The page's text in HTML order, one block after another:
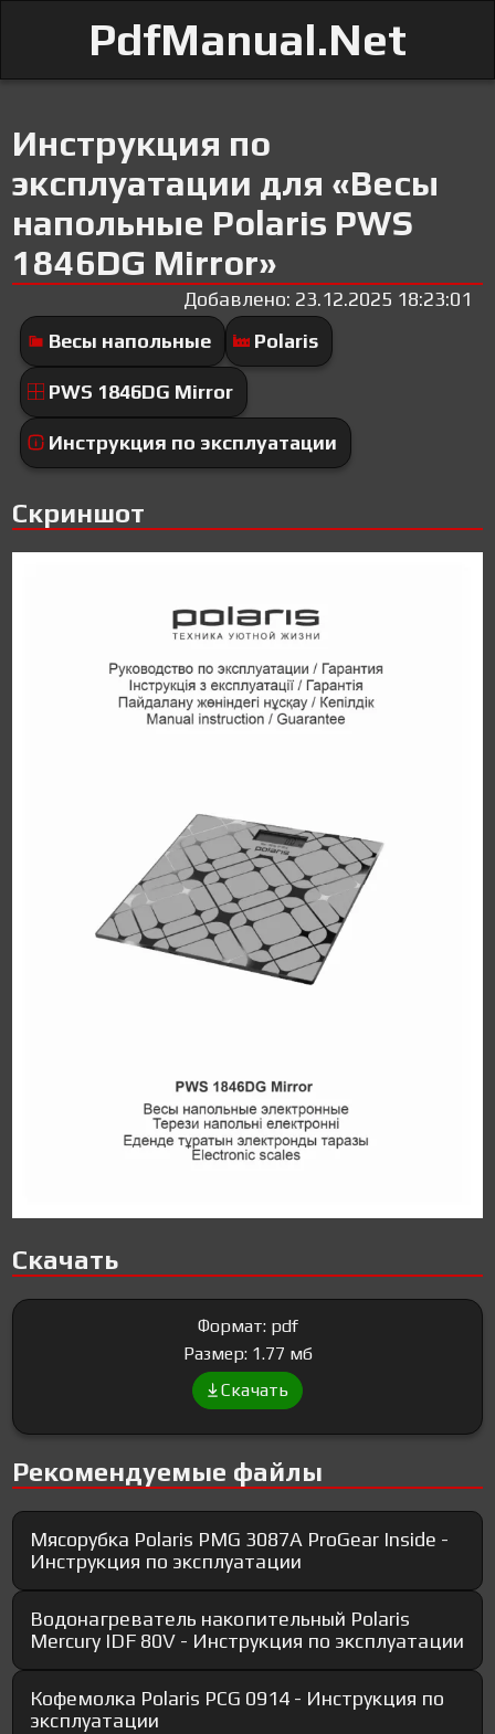
PdfManual.Net
Инструкция по
эксплуатации для «Весы
напольные Polaris PWS
1846DG Mirror»
Добавлено: 23.12.2025 18:23:01
Весы напольные
Polaris
PWS 1846DG Mirror
Инструкция по эксплуатации
Скриншот
Скачать
Формат: pdf
Размер: 1.77 мб
Скачать
Рекомендуемые файлы
Мясорубка Polaris PMG 3087A ProGear Inside -
Инструкция по эксплуатации
Водонагреватель накопительный Polaris
Mercury IDF 80V - Инструкция по эксплуатации
Кофемолка Polaris PCG 0914 - Инструкция по
эксплуатации